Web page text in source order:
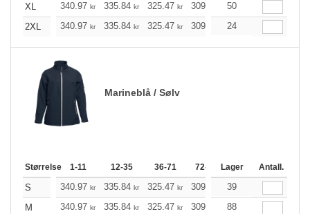
XL
340.97 kr 335.84 kr 325.47 kr 309.97 294.47
50
2XL
340.97 kr 335.84 kr 325.47 kr 309.97 294.47
24
Marineblå / Sølv
Størrelse 1-11 12-35 36-71 72-143 144-287
Lager Antall.
S 340.97 kr 335.84 kr 325.47 kr 309.97 294.47
39
M
340.97 kr 335.84 kr 325.47 kr 309.97 294.47
88